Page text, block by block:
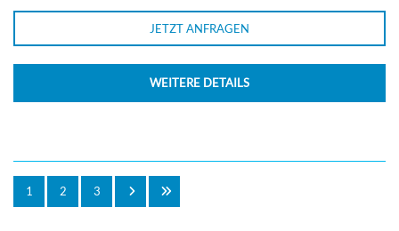
JETZT ANFRAGEN
WEITERE DETAILS
1 2 3